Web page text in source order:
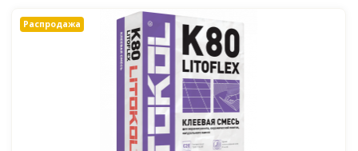
Распродажа